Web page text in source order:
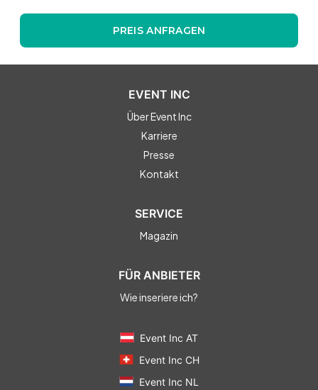
PREIS ANFRAGEN
EVENT INC
Über Event Inc
Karriere
Presse
Kontakt
SERVICE
Magazin
FÜR ANBIETER
Wie inseriere ich?
Event Inc AT
Event Inc CH
Event Inc NL